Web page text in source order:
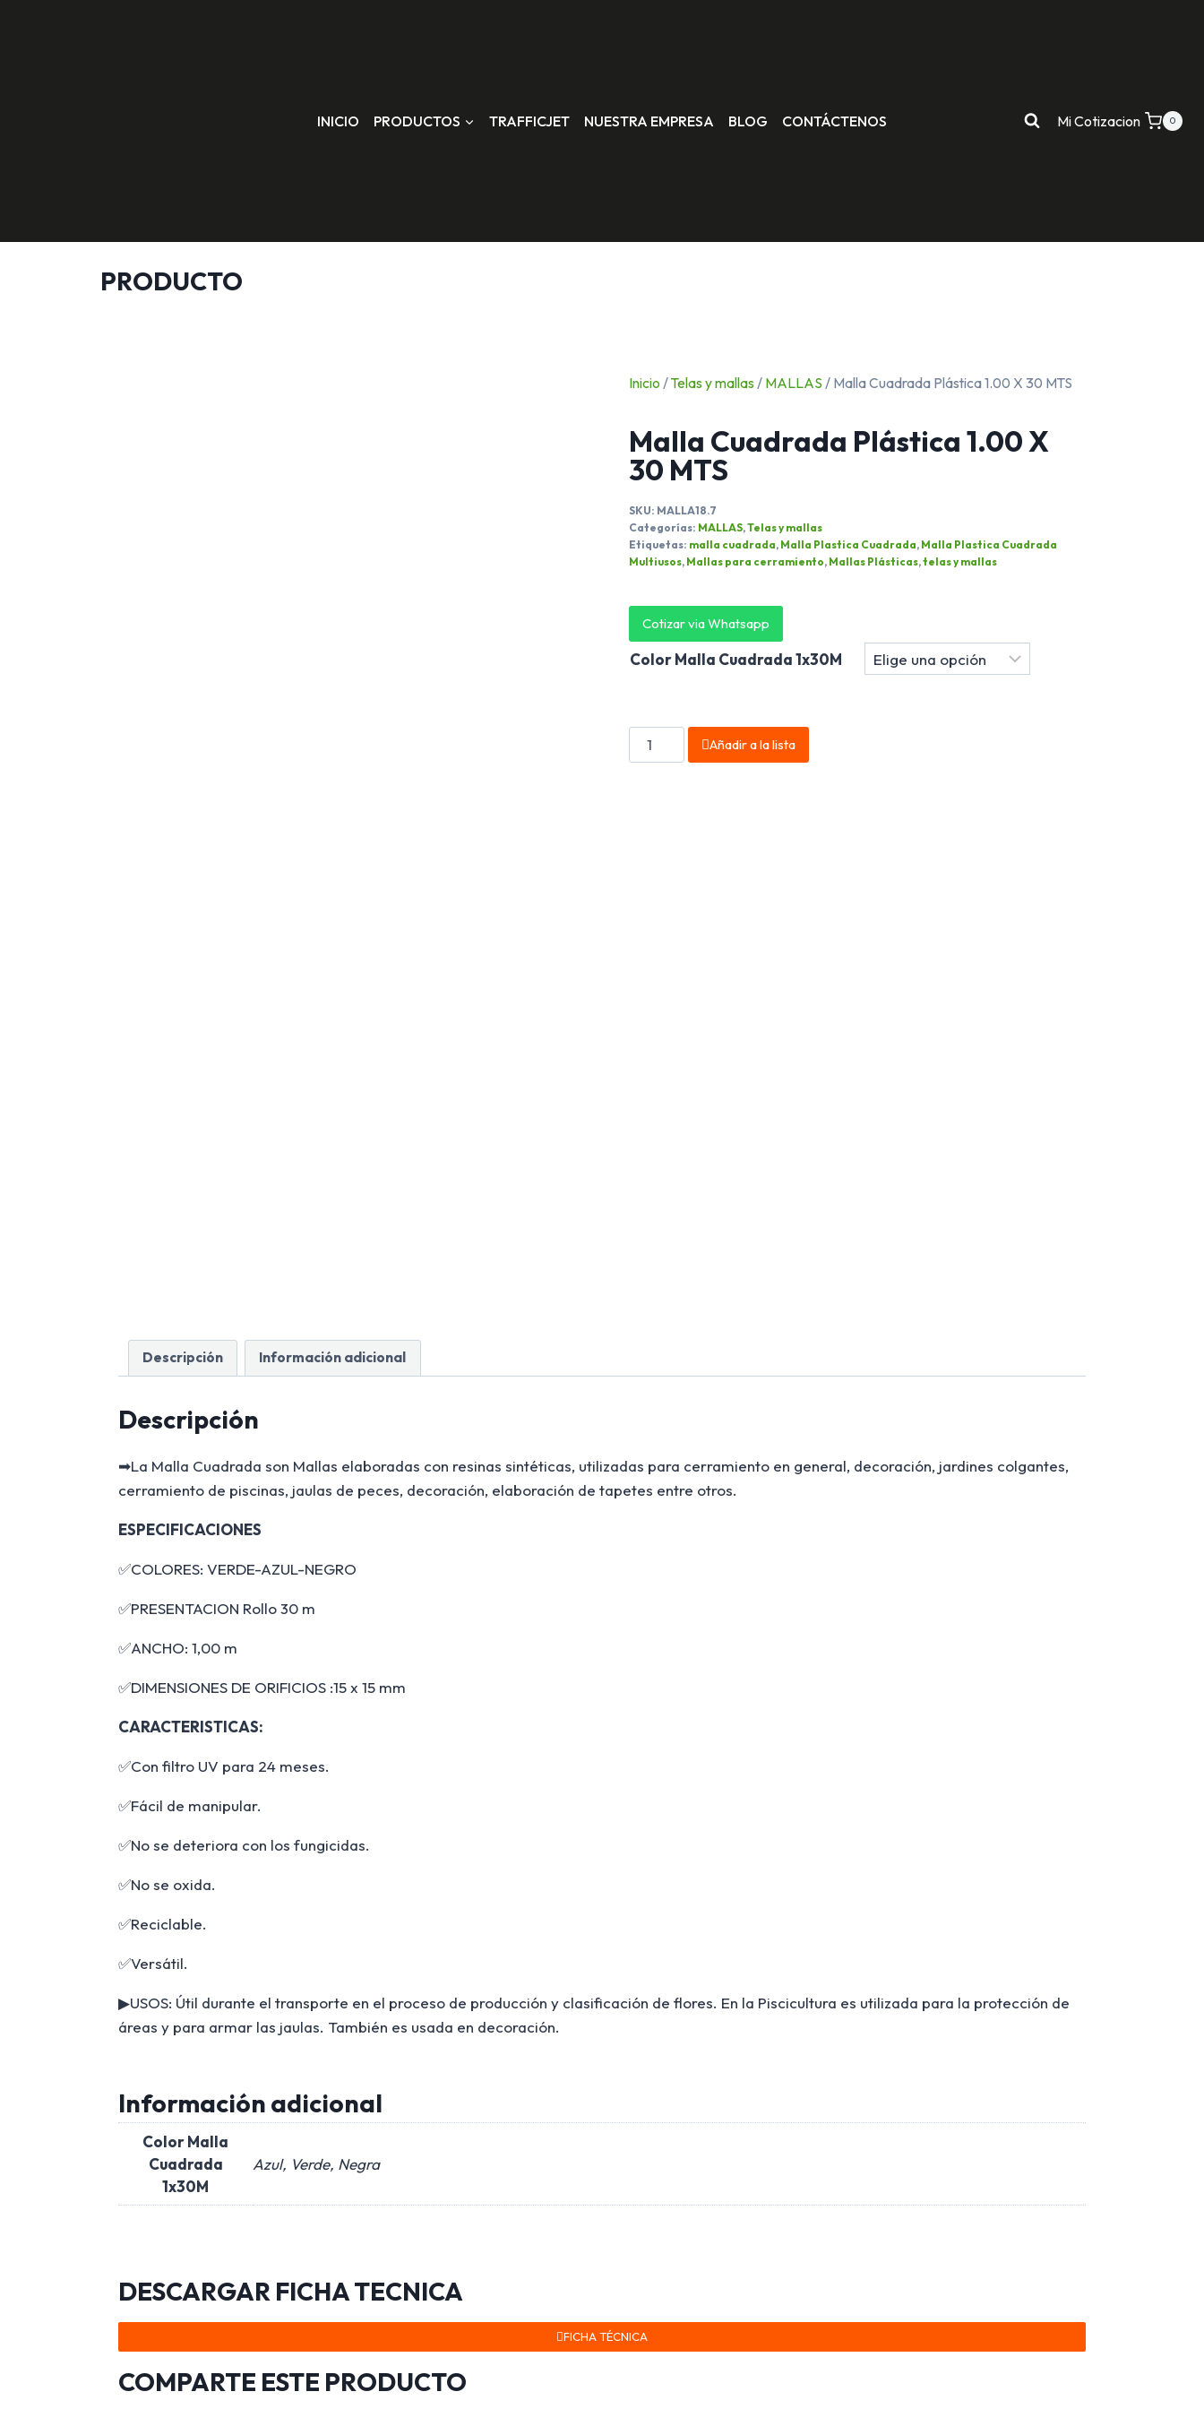
INICIO PRODUCTOS TRAFFICJET NUESTRA EMPRESA BLOG CONTÁCTENOS Mi Cotizacion 0
PRODUCTO
Inicio /Telas y mallas / MALLAS / Malla Cuadrada Plástica 1.00 X 30 MTS
Malla Cuadrada Plástica 1.00 X
30 MTS
SKU: MALLA18.7
Categorías: MALLAS,Telas y mallas
Etiquetas: malla cuadrada, Malla Plastica Cuadrada, Malla Plastica Cuadrada
Multiusos, Mallas para cerramiento, Mallas Plásticas,telas y mallas
Cotizar via Whatsapp
Color Malla Cuadrada 1x30M
Añadir a la lista
Descripción Información adicional
Descripción
➡La Malla Cuadrada son Mallas elaboradas con resinas sintéticas, utilizadas para cerramiento en general, decoración, jardines colgantes,
cerramiento de piscinas, jaulas de peces, decoración, elaboración de tapetes entre otros.
ESPECIFICACIONES
✅COLORES: VERDE-AZUL-NEGRO
✅PRESENTACION Rollo 30 m
✅ANCHO: 1,00 m
✅DIMENSIONES DE ORIFICIOS :15 x 15 mm
CARACTERISTICAS:
✅Con filtro UV para 24 meses.
✅Fácil de manipular.
✅No se deteriora con los fungicidas.
✅No se oxida.
✅Reciclable.
✅Versátil.
▶USOS: Útil durante el transporte en el proceso de producción y clasificación de flores. En la Piscicultura es utilizada para la protección de
áreas y para armar las jaulas. También es usada en decoración.
Información adicional
Color Malla
Cuadrada
1x30M
Azul, Verde, Negra
DESCARGAR FICHA TECNICA
FICHA TÉCNICA
COMPARTE ESTE PRODUCTO